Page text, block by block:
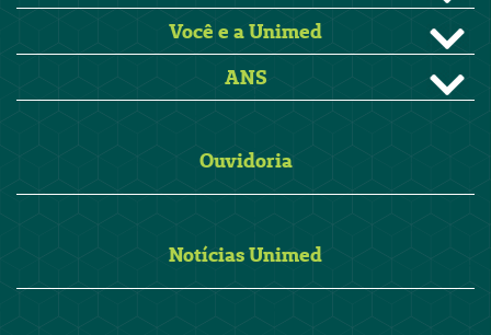
Você e a Unimed
ANS
Ouvidoria
Notícias Unimed